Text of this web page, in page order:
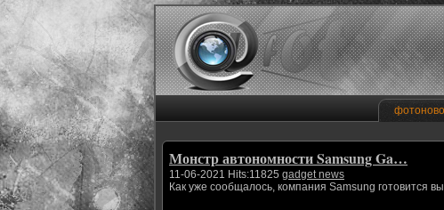
Монстр автономности Samsung Ga…
11-06-2021 Hits:11825 gadget news
Как уже сообщалось, компания Samsung готовится